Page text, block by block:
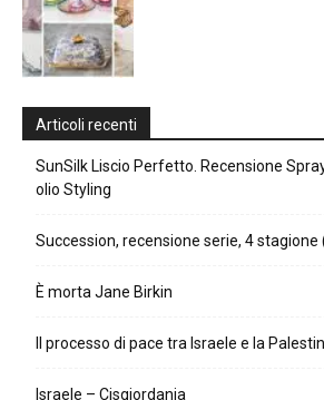
Articoli recenti
SunSilk Liscio Perfetto. Recensione
olio Styling
Succession, recensione serie, 4 stagione
È morta Jane Birkin
Il processo di pace tra Israele e la
Israele – Cisgiordania